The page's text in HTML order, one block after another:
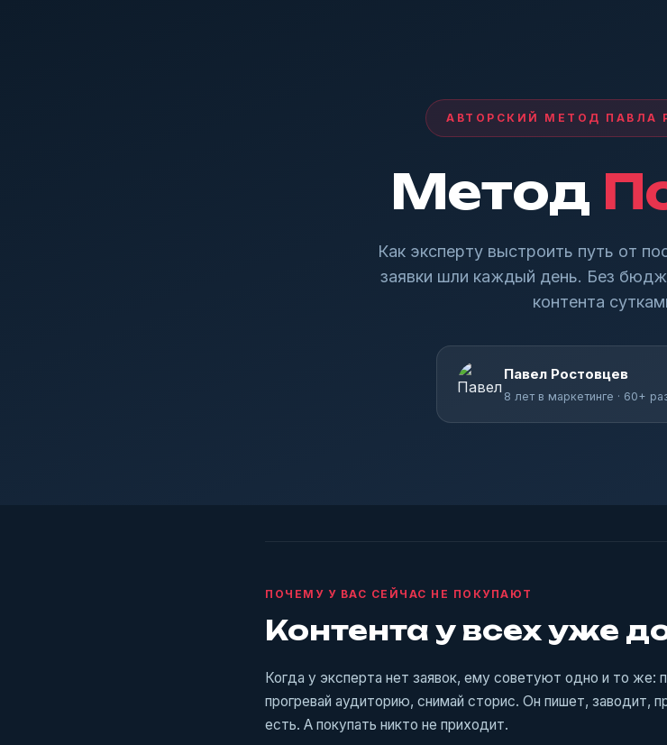
АВТОРСКИЙ МЕТОД ПАВЛА
Метод
Как эксперту выстроить путь от
заявки шли каждый день. Без
контента
Павел Ростовцев
8 лет в маркетинге · 60+
ПОЧЕМУ У ВАС СЕЙЧАС НЕ ПОКУПАЮТ
Контента у всех уже
Когда у эксперта нет заявок, ему советуют одно и то же:
прогревай аудиторию, снимай сторис. Он пишет, заводит,
есть. А покупать никто не приходит.